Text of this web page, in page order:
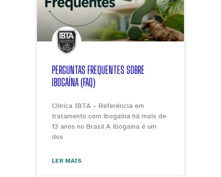
PERGUNTAS FREQUENTES SOBRE
IBOGAÍNA (FAQ)
Clínica IBTA – Referência em
tratamento com ibogaína há mais de
13 anos no Brasil A ibogaína é um
dos
LER MAIS